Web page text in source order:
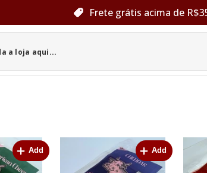
Frete grátis acima de
Add Add